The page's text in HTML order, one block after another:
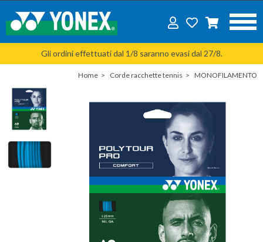
Gli ordini effettuati dal 1/8 saranno evasi dal 27/8.
Home Corde racchette tennis MONOFILAMENTO